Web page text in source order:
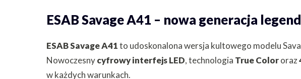
ESAB Savage A41 – nowa generacja
ESAB Savage A41to udoskonalona wersja kultowego modelu
Nowoczesnycyfrowy interfejs LED, technologia True Colororaz
w każdych warunkach.